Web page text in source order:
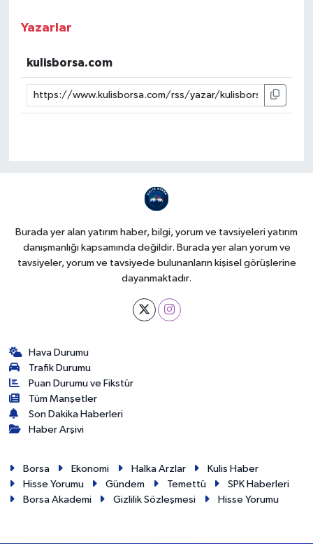
Yazarlar
kulisborsa.com
Burada yer alan yatırım haber, bilgi, yorum ve tavsiyeleri yatırım
danışmanlığı kapsamında değildir. Burada yer alan yorum ve
tavsiyeler, yorum ve tavsiyede bulunanların kişisel görüşlerine
dayanmaktadır.
Hava Durumu
Trafik Durumu
Puan Durumu ve Fikstür
Tüm Manşetler
Son Dakika Haberleri
Haber Arşivi
Borsa Ekonomi Halka Arzlar
Kulis Haber
Hisse Yorumu
Gündem Temettü
SPK Haberleri
Borsa Akademi
Gizlilik Sözleşmesi Hisse Yorumu